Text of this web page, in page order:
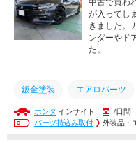
中古で買わ
が入ってし
きました。
ンダーやド
た。
鈑金塗装 エアロパーツ
取付 取り付け 点検
ホンダインサイト
7日間
パーツ持込み取付
外装品・